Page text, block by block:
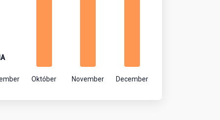
Október November December